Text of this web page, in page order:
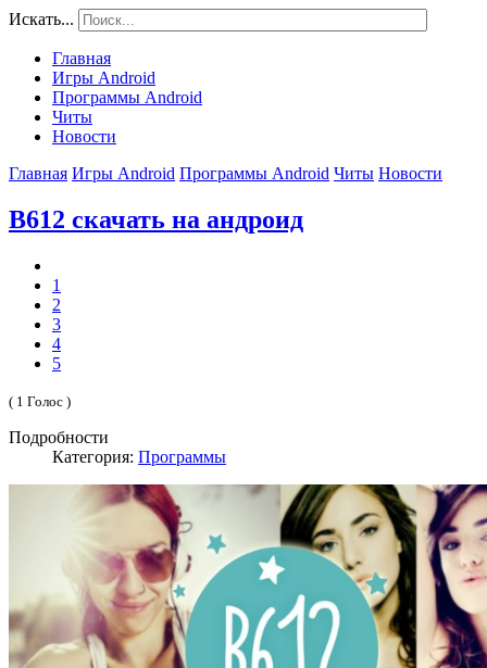
Искать...
Главная
Игры Android
Программы Android
Читы
Новости
Главная Игры Android Программы Android Читы Новости
B612 скачать на андроид
1
2
3
4
5
( 1 Голос )
Подробности
Категория: Программы